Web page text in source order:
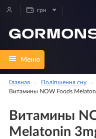
грн
Меню
Главная
Поліпшення сну
Витамины NOW Foods
Витамины
Melatonin